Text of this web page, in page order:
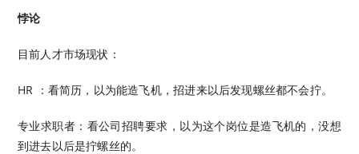
悖论
目前人才市场现状：
HR ：看简历，以为能造飞机，招进来以后发现螺丝都不会拧。
专业求职者：看公司招聘要求，以为这个岗位是造飞机的，没想
到进去以后是拧螺丝的。